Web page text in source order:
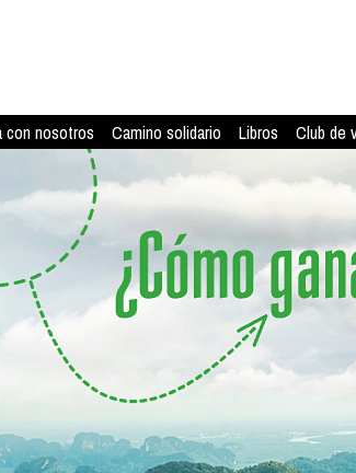
con nosotros Camino solidario Libros Club de